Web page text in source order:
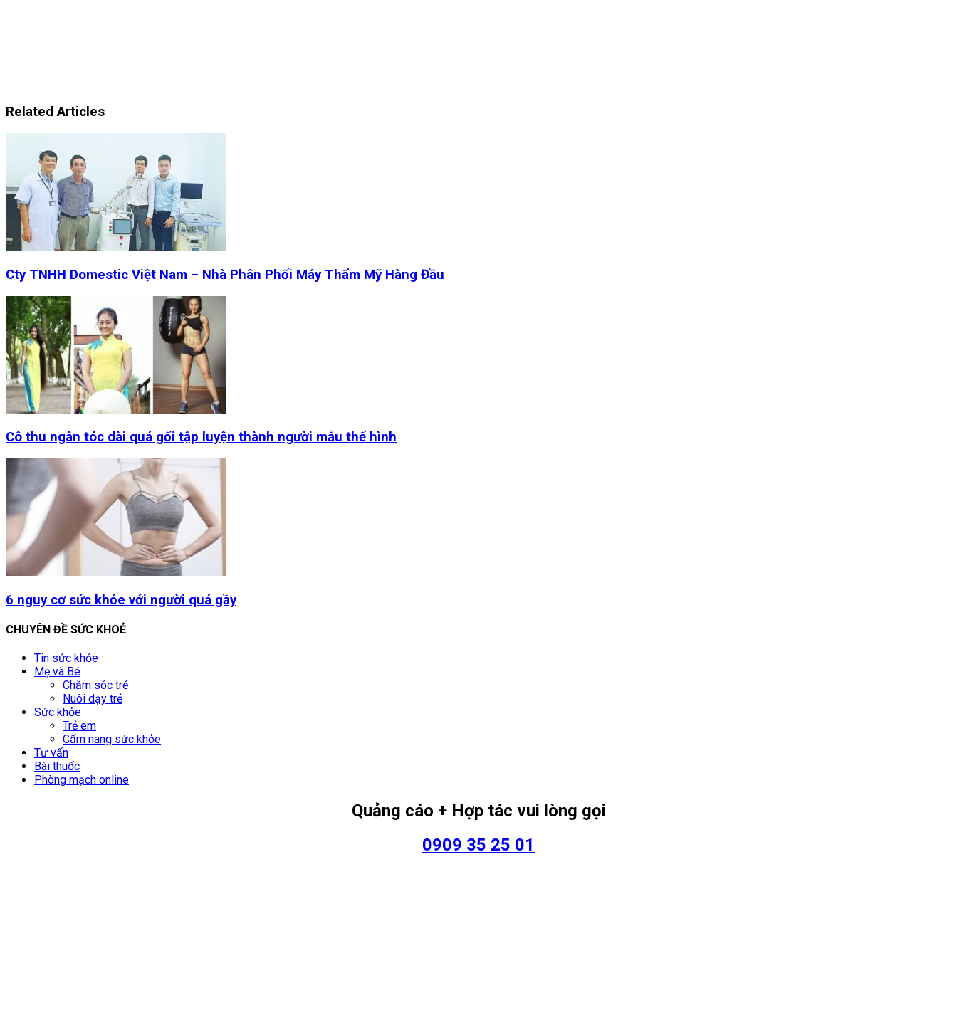
Related Articles
Cty TNHH Domestic Việt Nam – Nhà Phân Phối Máy Thẩm Mỹ Hàng Đầu
Cô thu ngân tóc dài quá gối tập luyện thành người mẫu thể hình
6 nguy cơ sức khỏe với người quá gầy
CHUYÊN ĐỀ SỨC KHOẺ
Tin sức khỏe
Mẹ và Bé
Chăm sóc trẻ
Nuôi dạy trẻ
Sức khỏe
Trẻ em
Cẩm nang sức khỏe
Tư vấn
Bài thuốc
Phòng mạch online
Quảng cáo + Hợp tác vui lòng gọi
0909 35 25 01